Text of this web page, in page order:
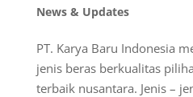
News & Updates
PT. Karya Baru Indonesia
jenis beras berkualitas
terbaik nusantara. Jenis –